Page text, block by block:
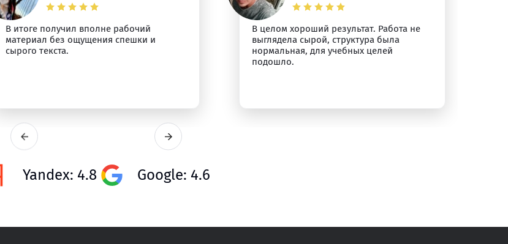
В итоге получил вполне рабочий
материал без ощущения спешки и
сырого текста.
В целом хороший результат. Работа не
выглядела сырой, структура была
нормальная, для учебных целей
подошло.
Yandex: 4.8 Google: 4.6